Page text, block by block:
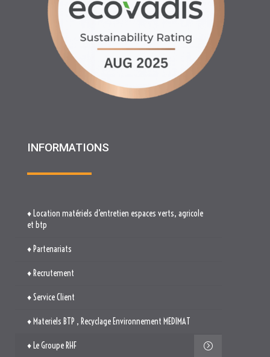
INFORMATIONS
♦ Location matériels d’entretien espaces verts, agricole
et btp
♦ Partenariats
♦ Recrutement
♦ Service Client
♦ Materiels BTP , Recyclage Environnement MEDIMAT
♦ Le Groupe RHF